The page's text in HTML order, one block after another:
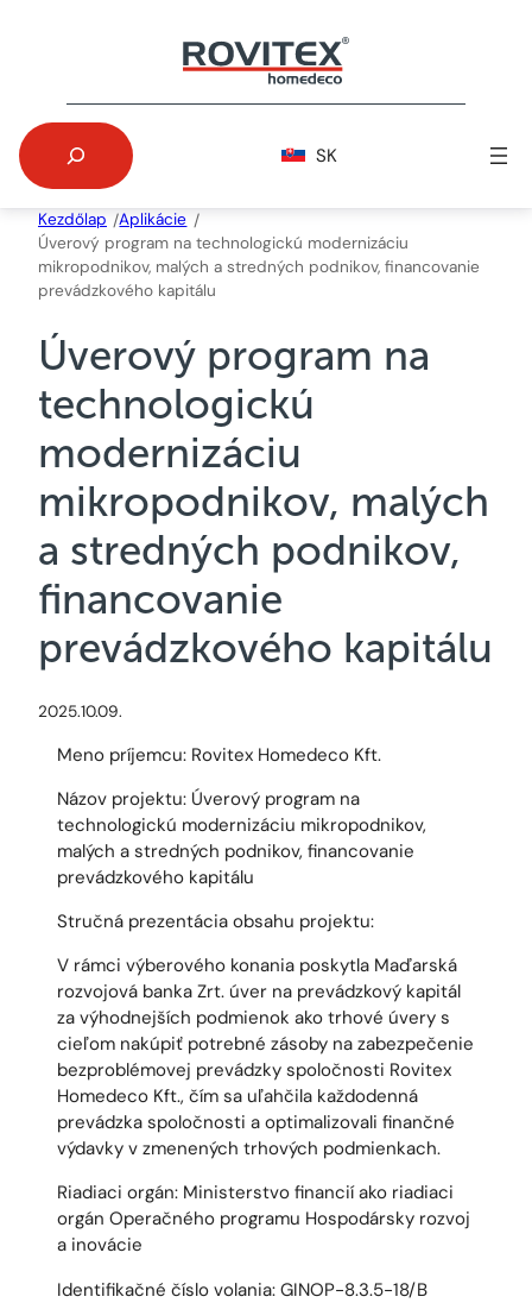
Search
SK
Kezdőlap /Aplikácie /
Úverový program na technologickú modernizáciu
mikropodnikov, malých a stredných podnikov, financovanie
prevádzkového kapitálu
Úverový program na
technologickú
modernizáciu
mikropodnikov, malých
a stredných podnikov,
financovanie
prevádzkového kapitálu
2025.10.09.
Meno príjemcu: Rovitex Homedeco Kft.
Názov projektu: Úverový program na
technologickú modernizáciu mikropodnikov,
malých a stredných podnikov, financovanie
prevádzkového kapitálu
Stručná prezentácia obsahu projektu:
V rámci výberového konania poskytla Maďarská
rozvojová banka Zrt. úver na prevádzkový kapitál
za výhodnejších podmienok ako trhové úvery s
cieľom nakúpiť potrebné zásoby na zabezpečenie
bezproblémovej prevádzky spoločnosti Rovitex
Homedeco Kft., čím sa uľahčila každodenná
prevádzka spoločnosti a optimalizovali finančné
výdavky v zmenených trhových podmienkach.
Riadiaci orgán: Ministerstvo financií ako riadiaci
orgán Operačného programu Hospodársky rozvoj
a inovácie
Identifikačné číslo volania: GINOP-8.3.5-18/B